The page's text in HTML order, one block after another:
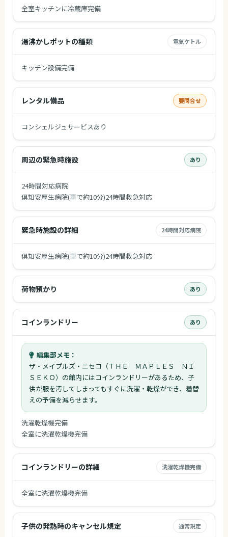
全室キッチンに冷蔵庫完備
湯沸かしポットの種類 電気ケトル
キッチン設備完備
レンタル備品 要問合せ
コンシェルジュサービスあり
周辺の緊急時施設 あり
24時間対応病院
倶知安厚生病院(車で約10分)24時間救急対応
緊急時施設の詳細 24時間対応病院
倶知安厚生病院(車で約10分)24時間救急対応
荷物預かり あり
コインランドリー あり
編集部メモ：
ザ・メイプルズ・ニセコ（ＴＨＥ ＭＡＰＬＥＳ ＮＩ
ＳＥＫＯ）の館内にはコインランドリーがあるため、子
供が服を汚してしまってもすぐに洗濯・乾燥ができ、着替
えの予備を減らせます。
洗濯乾燥機完備
全室に洗濯乾燥機完備
コインランドリーの詳細 洗濯乾燥機完備
全室に洗濯乾燥機完備
子供の発熱時のキャンセル規定 通常規定